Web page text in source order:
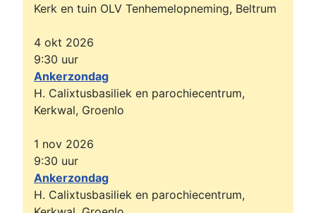
Kerk en tuin OLV Tenhemelopneming, Beltrum
4 okt 2026
9:30 uur
Ankerzondag
H. Calixtusbasiliek en parochiecentrum,
Kerkwal, Groenlo
1 nov 2026
9:30 uur
Ankerzondag
H. Calixtusbasiliek en parochiecentrum,